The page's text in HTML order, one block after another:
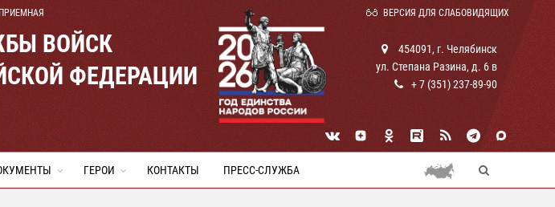
ВЕРСИЯ ДЛЯ СЛАБОВИДЯЩИХ
ВОЙСК
ФЕДЕРАЦИИ
454091, г. Челябинск
ул. Степана Разина, д. 6 в
+ 7 (351) 237-89-90
ГЕРОИ КОНТАКТЫ ПРЕСС-СЛУЖБА